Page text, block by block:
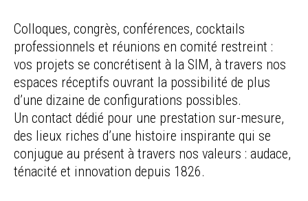
Colloques, congrès, conférences, cocktails
professionnels et réunions en comité restreint :
vos projets se concrétisent à la SIM, à travers nos
espaces réceptifs ouvrant la possibilité de plus
d’une dizaine de configurations possibles.
Un contact dédié pour une prestation sur-mesure,
des lieux riches d’une histoire inspirante qui se
conjugue au présent à travers nos valeurs : audace,
ténacité et innovation depuis 1826.